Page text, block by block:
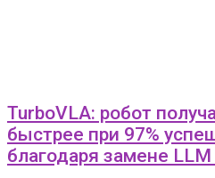
TurboVLA: робот
быстрее при 97%
благодаря замене LLM